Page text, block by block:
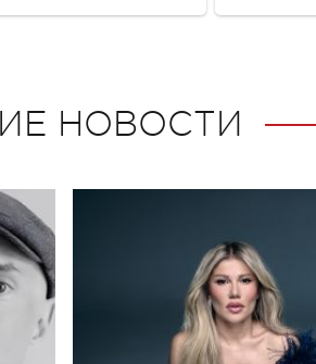
НОВОСТИ